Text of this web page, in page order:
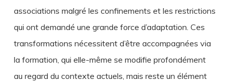
associations malgré les confinements et les restrictions
qui ont demandé une grande force d’adaptation. Ces
transformations nécessitent d’être accompagnées via
la formation, qui elle-même se modifie profondément
au regard du contexte actuels, mais reste un élément